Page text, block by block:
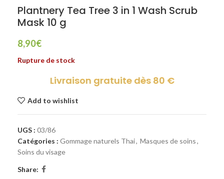
Plantnery Tea Tree 3 in 1 Wash Scrub
Mask 10 g
8,90€
Rupture de stock
Livraison gratuite dès 80 €
Add to wishlist
UGS : 03/86
Catégories : Gommage naturels Thai, Masques de soins,
Soins du visage
Share: